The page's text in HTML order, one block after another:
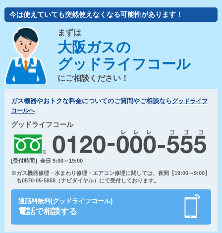
今は使えていても突然使えなくなる可能性があります！
まずは
大阪ガスの
グッドライフコール
にご相談ください！
ガス機器やおトクな料金についてのご質問やご相談ならグッドライフ
コールへ
グッドライフコール
[受付時間］全日 9:00～19:00
※ガス機器修理・水まわり修理・エアコン修理に関しては、夜間【19:00～9:00】
も0570-05-5858（ナビダイヤル）にて受付しております。
通話料無料(グッドライフコール)
電話で相談する